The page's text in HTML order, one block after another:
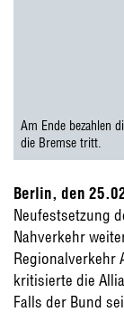
Am Ende bezahlen
die Bremse tritt.
Berlin, den
Neufestsetzung
Nahverkehr
Regionalverkehr
kritisierte die
Falls der Bund